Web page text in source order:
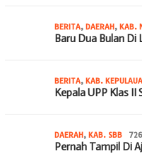
BERITA, DAERAH, KAB.
Baru Dua Bulan
BERITA, KAB.
Kepala UPP Klas
DAERAH, KAB. SBB
Pernah Tampil Di